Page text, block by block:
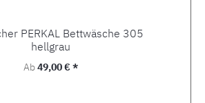
PERKAL Bettwäsche 305
hellgrau
Regulärer Preis:
Ab49,00 € *